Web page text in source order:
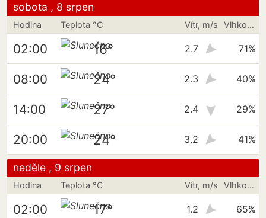
sobota , 8 srpen
Hodina Teplota °C Vítr, m/s Vlhkost vzduchu
02:00 16° 2.7 71%
08:00 24° 2.3 40%
14:00 27° 2.4 29%
20:00 24° 3.2 41%
neděle , 9 srpen
Hodina Teplota °C Vítr, m/s Vlhkost vzduchu
02:00 17° 1.2 65%